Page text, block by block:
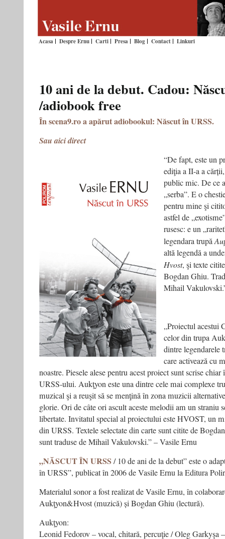
Acasa Despre Ernu Carti Presa Blog Contact Linkuri
10 ani de la debut. Cadou:
/adiobook free
În scena9.ro a apărut adiobookul: Născut în URSS.
Sau aici direct
“De fapt, este un
ediţia a II-a a
public mic. De ce
„serba”. E o
pentru mine şi
astfel de
rusesc: e un
legendara trupă
altă legendă a
Hvost, şi texte
Bogdan Ghiu.
Mihail
„Proiectul acestui
celor din trupa
dintre legendarele
care activează cu
noastre. Piesele alese pentru acest proiect sunt scrise
URSS-ului. Aukţyon este una dintre cele mai complexe
muzical şi a reuşit să se menţină în zona muzicii
glorie. Ori de câte ori ascult aceste melodii am un straniu
libertate. Invitatul special al proiectului este HVOST, un
din URSS. Textele selectate din carte sunt citite de
sunt traduse de Mihail Vakulovski.” – Vasile Ernu
„NĂSCUT ÎN URSS / 10 de ani de la debut” este o
în URSS”, publicat în 2006 de Vasile Ernu la Editura
Materialul sonor a fost realizat de Vasile Ernu, în
Aukţyon&Hvost (muzică) și Bogdan Ghiu (lectură).
Aukţyon:
Leonid Fedorov – vocal, chitară, percuţie / Oleg Garkyşa